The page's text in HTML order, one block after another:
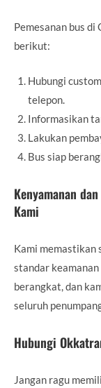
Pemesanan bus
berikut:
Hubungi
telepon.
Informasikan
Lakukan
Bus siap
Kenyamanan
Kami
Kami memastikan
standar
berangkat, dan
seluruh
Hubungi
Jangan ragu